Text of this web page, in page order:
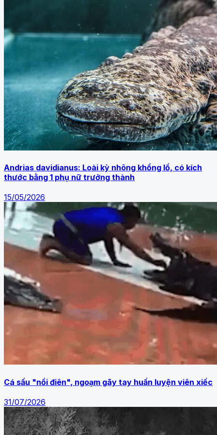
Andrias davidianus: Loài kỳ nhông khổng lồ, có kích
thước bằng 1 phụ nữ trưởng thành
15/05/2026
Cá sấu "nổi điên", ngoạm gãy tay huấn luyện viên xiếc
31/07/2026